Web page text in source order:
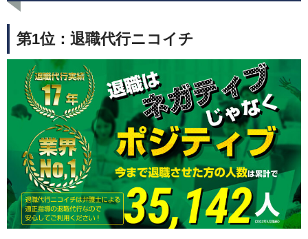
第1位：退職代行ニコイチ